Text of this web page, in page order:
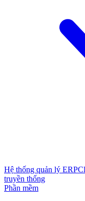
Hệ thống quản lý ERP
truyền thống
Phần mềm